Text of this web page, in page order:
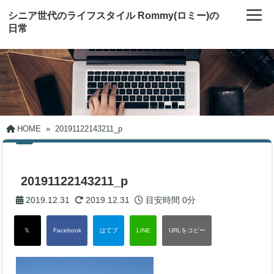
シニア世代のライフスタイル Rommy(ロミー)の
日常
HOME » 20191122143211_p
20191122143211_p
2019.12.31 2019.12.31 目安時間0分